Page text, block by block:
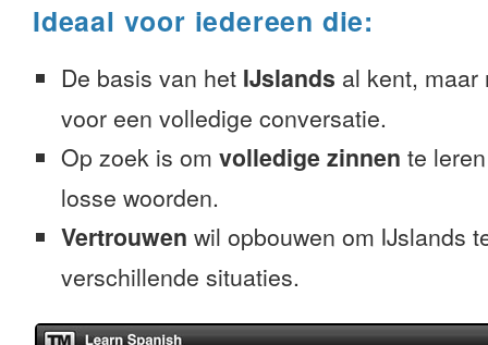
Ideaal voor iedereen die:
De basis van het IJslands al kent, maar
voor een volledige conversatie.
Op zoek is om volledige zinnen te
losse woorden.
Vertrouwen wil opbouwen om IJslands
verschillende situaties.